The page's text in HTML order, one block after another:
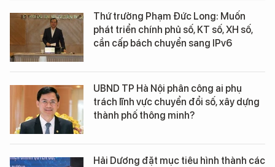
Thứ trưởng Phạm Đức Long: Muốn
phát triển chính phủ số, KT số, XH số,
cần cấp bách chuyển sang IPv6
UBND TP Hà Nội phân công ai phụ
trách lĩnh vực chuyển đổi số, xây dựng
thành phố thông minh?
Hải Dương đặt mục tiêu hình thành các